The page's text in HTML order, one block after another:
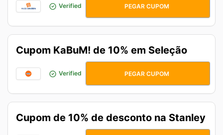
Verified DIADASMAES
PEGAR CUPOM
Cupom KaBuM! de 10% em Seleção
Verified GANHE10
PEGAR CUPOM
Cupom de 10% de desconto na Stanley